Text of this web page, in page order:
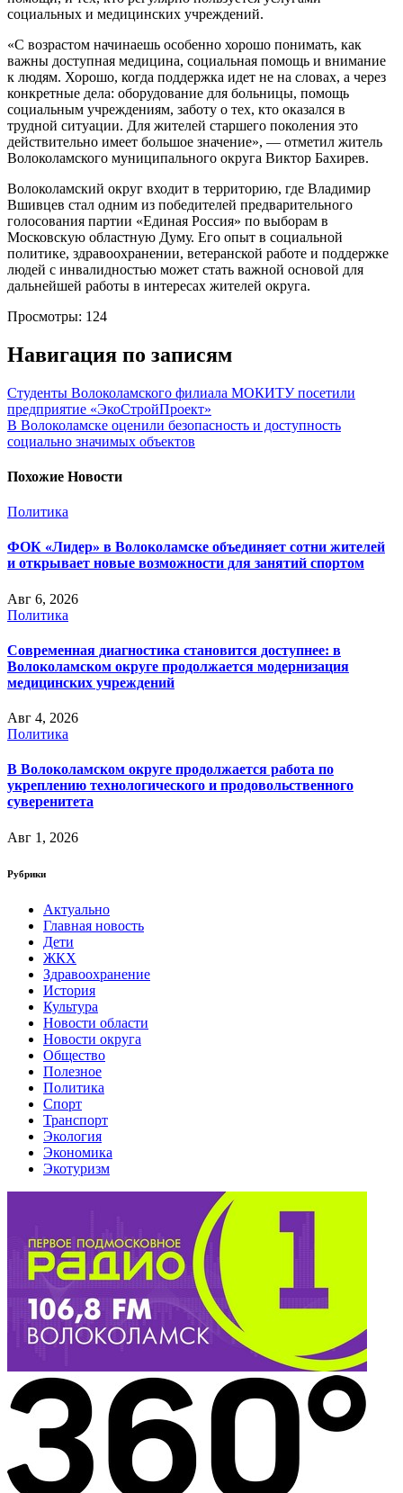
социальных и медицинских учреждений.
«С возрастом начинаешь особенно хорошо понимать, как
важны доступная медицина, социальная помощь и внимание
к людям. Хорошо, когда поддержка идет не на словах, а через
конкретные дела: оборудование для больницы, помощь
социальным учреждениям, заботу о тех, кто оказался в
трудной ситуации. Для жителей старшего поколения это
действительно имеет большое значение», — отметил житель
Волоколамского муниципального округа Виктор Бахирев.
Волоколамский округ входит в территорию, где Владимир
Вшивцев стал одним из победителей предварительного
голосования партии «Единая Россия» по выборам в
Московскую областную Думу. Его опыт в социальной
политике, здравоохранении, ветеранской работе и поддержке
людей с инвалидностью может стать важной основой для
дальнейшей работы в интересах жителей округа.
Просмотры: 124
Навигация по записям
Студенты Волоколамского филиала МОКИТУ посетили
предприятие «ЭкоСтройПроект»
В Волоколамске оценили безопасность и доступность
социально значимых объектов
Похожие Новости
Политика
ФОК «Лидер» в Волоколамске объединяет сотни жителей
и открывает новые возможности для занятий спортом
Авг 6, 2026
Политика
Современная диагностика становится доступнее: в
Волоколамском округе продолжается модернизация
медицинских учреждений
Авг 4, 2026
Политика
В Волоколамском округе продолжается работа по
укреплению технологического и продовольственного
суверенитета
Авг 1, 2026
Рубрики
Актуально
Главная новость
Дети
ЖКХ
Здравоохранение
История
Культура
Новости области
Новости округа
Общество
Полезное
Политика
Спорт
Транспорт
Экология
Экономика
Экотуризм